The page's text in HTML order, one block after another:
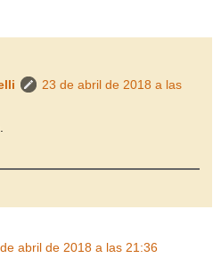
23 de abril de 2018 a las
abril de 2018 a las 21:36